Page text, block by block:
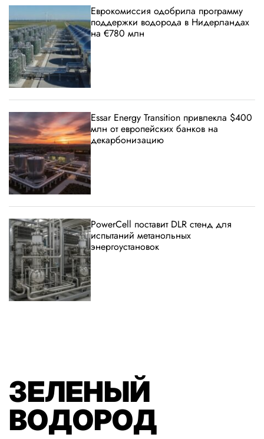
Еврокомиссия одобрила программу
поддержки водорода в Нидерландах
на €780 млн
Essar Energy Transition привлекла $400
млн от европейских банков на
декарбонизацию
PowerCell поставит DLR стенд для
испытаний метанольных
энергоустановок
ЗЕЛЕНЫЙ
ВОДОРОД